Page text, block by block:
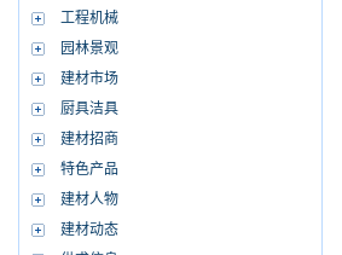
工程机械
园林景观
建材市场
厨具洁具
建材招商
特色产品
建材人物
建材动态